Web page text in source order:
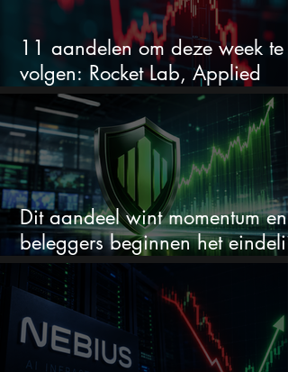
11 aandelen om deze week te
volgen: Rocket Lab, Applied
Materials en de zwaarste AI-test
Dit aandeel wint momentum en
beleggers beginnen het eindelijk
te zien